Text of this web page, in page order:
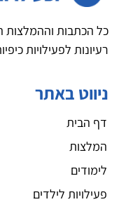
כל הכתבות וההמלצות
רעיונות לפעילויות
ניווט באתר
דף הבית
המלצות
לימודים
פעילויות לילדים